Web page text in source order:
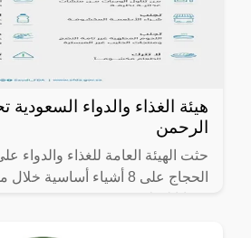
هيئة الغذاء والدواء
الرحمن
حثت الهيئة العامة للغذاء
الحجاج على 8 أشياء